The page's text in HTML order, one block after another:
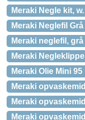
Meraki Negle kit,
Meraki Neglefil
Meraki neglefil,
Meraki
Meraki Olie Mini 95
Meraki
Meraki
Meraki